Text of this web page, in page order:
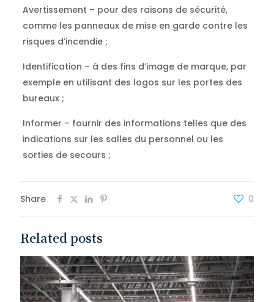
Avertissement – pour des raisons de sécurité,
comme les panneaux de mise en garde contre les
risques d’incendie ;
Identification – à des fins d’image de marque, par
exemple en utilisant des logos sur les portes des
bureaux ;
Informer – fournir des informations telles que des
indications sur les salles du personnel ou les
sorties de secours ;
Share 0
Related posts